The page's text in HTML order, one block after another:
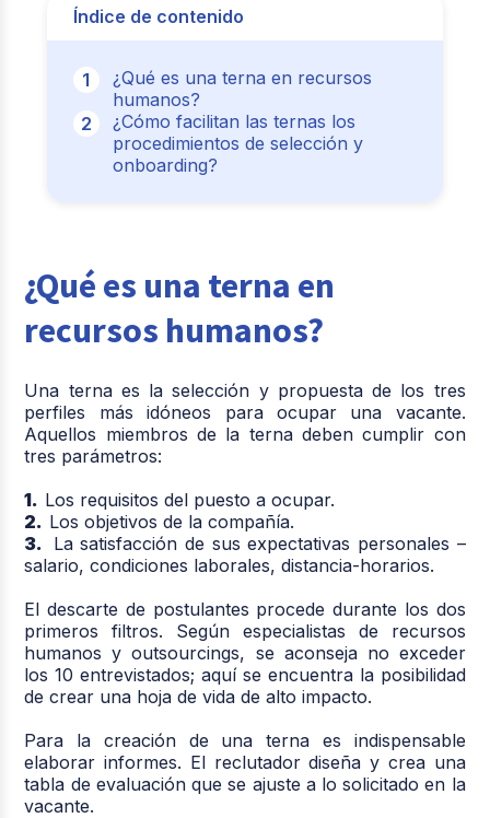
Índice de contenido
¿Qué es una terna en recursos
humanos?
¿Cómo facilitan las ternas los
procedimientos de selección y
onboarding?
¿Qué es una terna en
recursos humanos?
Una terna es la selección y propuesta de los tres
perfiles más idóneos para ocupar una vacante.
Aquellos miembros de la terna deben cumplir con
tres parámetros:
1. Los requisitos del puesto a ocupar.
2. Los objetivos de la compañía.
3. La satisfacción de sus expectativas personales –
salario, condiciones laborales, distancia-horarios.
El descarte de postulantes procede durante los dos
primeros filtros. Según especialistas de recursos
humanos y outsourcings, se aconseja no exceder
los 10 entrevistados; aquí se encuentra la posibilidad
de crear una hoja de vida de alto impacto.
Para la creación de una terna es indispensable
elaborar informes. El reclutador diseña y crea una
tabla de evaluación que se ajuste a lo solicitado en la
vacante.